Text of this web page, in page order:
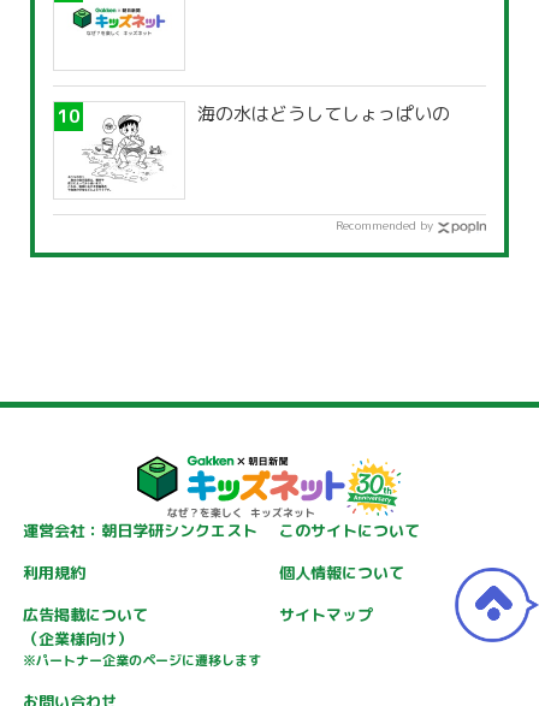
海の水はどうしてしょっぱいの
Recommended by
運営会社：朝日学研シンクエスト
このサイトについて
利用規約
個人情報について
広告掲載について
（企業様向け）
※パートナー企業のページに遷移します
サイトマップ
お問い合わせ